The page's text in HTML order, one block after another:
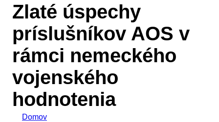
Zlaté úspechy
príslušníkov AOS v
rámci nemeckého
vojenského
hodnotenia
Domov